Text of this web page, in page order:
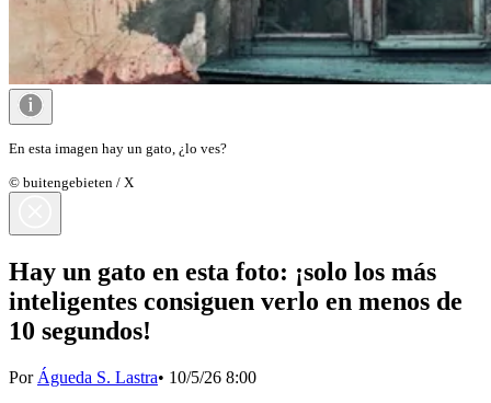
En esta imagen hay un gato, ¿lo ves?
© buitengebieten / X
Hay un gato en esta foto: ¡solo los más
inteligentes consiguen verlo en menos de
10 segundos!
Por Águeda S. Lastra• 10/5/26 8:00